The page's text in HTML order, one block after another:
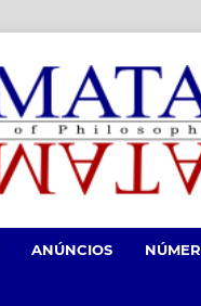
ANÚNCIOS